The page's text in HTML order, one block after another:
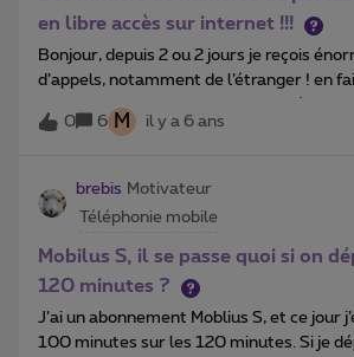
en libre accès sur internet !!!
Bonjour, depuis 2 ou 2 jours je reçois
d’appels, notamment de l’étranger ! en faisant une
recherche sur Google je suis tombée sur
dévoile non seulement mon numéro de
https://whosenumber.info/belgium/
3247/6439 pourriez-vous faire quelque chose pour
0 6 M il y a 6 ans
brebis Motivateur
Téléphonie mobile
Mobilus S, il se passe quoi si on
120 minutes ?
J’ai un abonnement Moblius S, et ce jour
100 minutes sur les 120 minutes. Si je dépasse les 120